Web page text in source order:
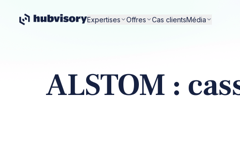
Expertises Offres Cas clientsMédia
ALSTOM :